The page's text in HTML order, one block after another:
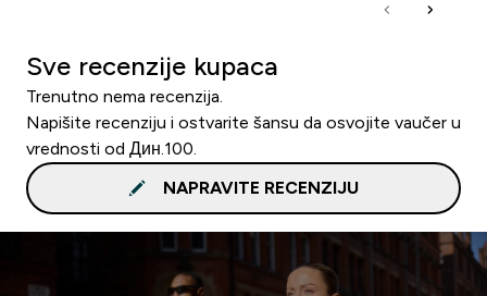
Sve recenzije kupaca
Trenutno nema recenzija.
Napišite recenziju i ostvarite šansu da osvojite vaučer u
vrednosti od Дин.100.
NAPRAVITE RECENZIJU